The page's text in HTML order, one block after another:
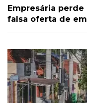
Empresária
falsa oferta de